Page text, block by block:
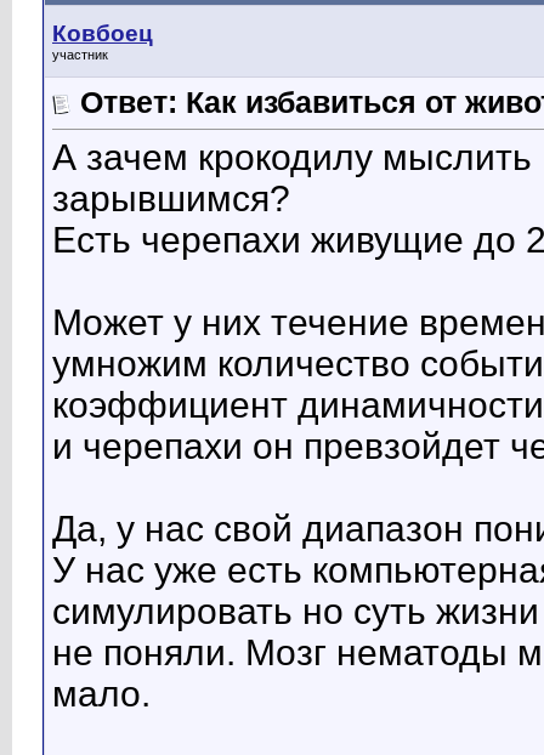
Ковбоец
участник
Ответ: Как избавиться от
А зачем крокодилу мыслить
зарывшимся?
Есть черепахи живущие до
Может у них течение
умножим количество
коэффициент
и черепахи он превзойдет
Да, у нас свой диапазон
У нас уже есть
симулировать но суть
не поняли. Мозг нематоды
мало.